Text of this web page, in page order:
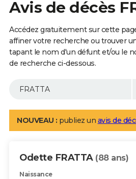
Avis de décès
Accédez gratuitement sur cette
affiner votre recherche ou trouver
tapant le nom d'un défunt et/ou le
de recherche ci-dessous.
NOUVEAU : publiez un avis de
Odette FRATTA (88 ans)
Naissance